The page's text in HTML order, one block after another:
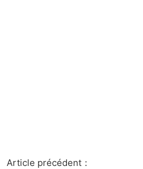
Article précédent：